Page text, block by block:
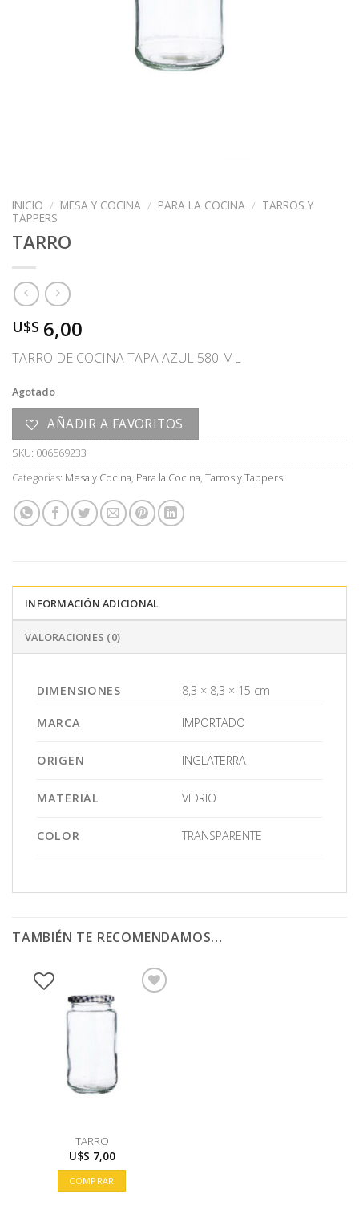
INICIO / MESA Y COCINA / PARA LA COCINA / TARROS Y
TAPPERS
TARRO
U$S 6,00
TARRO DE COCINA TAPA AZUL 580 ML
Agotado
AÑADIR A FAVORITOS
SKU: 006569233
Categorías: Mesa y Cocina, Para la Cocina, Tarros y Tappers
INFORMACIÓN ADICIONAL
VALORACIONES (0)
DIMENSIONES 8,3 × 8,3 × 15 cm
MARCA IMPORTADO
ORIGEN INGLATERRA
MATERIAL VIDRIO
COLOR TRANSPARENTE
TAMBIÉN TE RECOMENDAMOS…
TARRO
U$S 7,00
COMPRAR